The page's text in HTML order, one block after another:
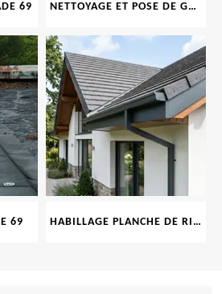
69 NETTOYAGE ET POSE DE GOUTTIÈRE 69
69 HABILLAGE PLANCHE DE RIVE 69